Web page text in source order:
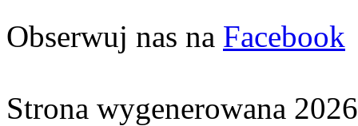
Obserwuj nas na Facebook
Strona wygenerowana